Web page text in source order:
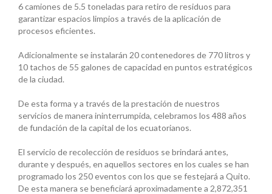
6 camiones de 5.5 toneladas para retiro de residuos para
garantizar espacios limpios a través de la aplicación de
procesos eficientes.
Adicionalmente se instalarán 20 contenedores de 770 litros y
10 tachos de 55 galones de capacidad en puntos estratégicos
de la ciudad.
De esta forma y a través de la prestación de nuestros
servicios de manera ininterrumpida, celebramos los 488 años
de fundación de la capital de los ecuatorianos.
El servicio de recolección de residuos se brindará antes,
durante y después, en aquellos sectores en los cuales se han
programado los 250 eventos con los que se festejará a Quito.
De esta manera se beneficiará aproximadamente a 2,872,351